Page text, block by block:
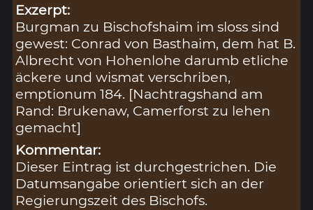
Exzerpt:
Burgman zu Bischofshaim im sloss sind
gewest: Conrad von Basthaim, dem hat B.
Albrecht von Hohenlohe darumb etliche
äckere und wismat verschriben,
emptionum 184. [Nachtragshand am
Rand: Brukenaw, Camerforst zu lehen
gemacht]
Kommentar:
Dieser Eintrag ist durchgestrichen. Die
Datumsangabe orientiert sich an der
Regierungszeit des Bischofs.